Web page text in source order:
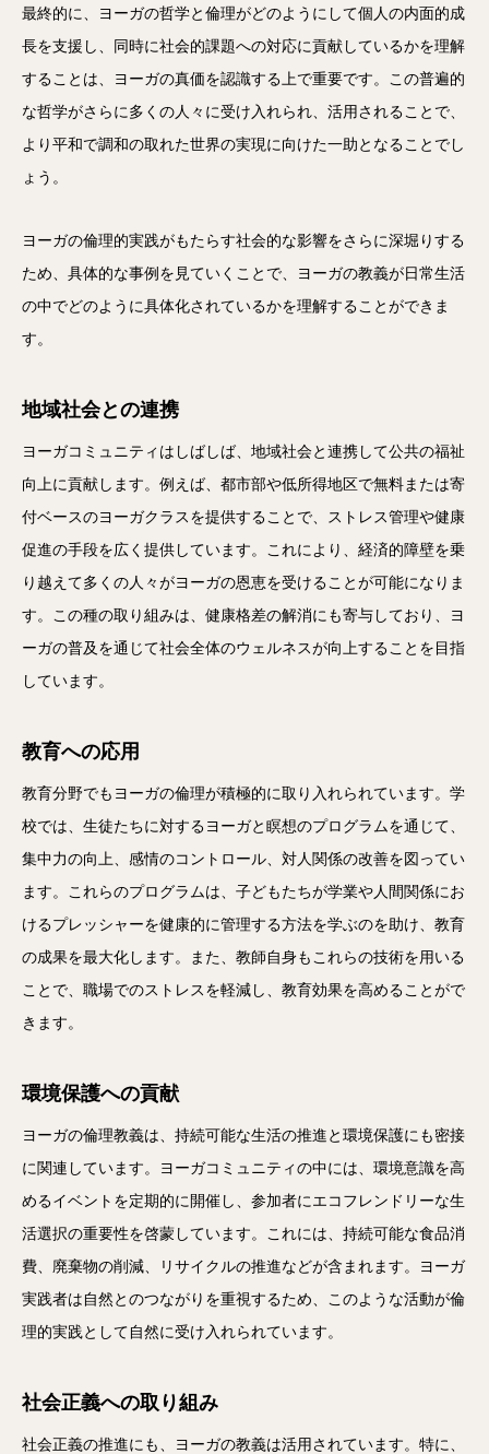
最終的に、ヨーガの哲学と倫理がどのようにして個人の内面的成
長を支援し、同時に社会的課題への対応に貢献しているかを理解
することは、ヨーガの真価を認識する上で重要です。この普遍的
な哲学がさらに多くの人々に受け入れられ、活用されることで、
より平和で調和の取れた世界の実現に向けた一助となることでし
ょう。
ヨーガの倫理的実践がもたらす社会的な影響をさらに深堀りする
ため、具体的な事例を見ていくことで、ヨーガの教義が日常生活
の中でどのように具体化されているかを理解することができま
す。
地域社会との連携
ヨーガコミュニティはしばしば、地域社会と連携して公共の福祉
向上に貢献します。例えば、都市部や低所得地区で無料または寄
付ベースのヨーガクラスを提供することで、ストレス管理や健康
促進の手段を広く提供しています。これにより、経済的障壁を乗
り越えて多くの人々がヨーガの恩恵を受けることが可能になりま
す。この種の取り組みは、健康格差の解消にも寄与しており、ヨ
ーガの普及を通じて社会全体のウェルネスが向上することを目指
しています。
教育への応用
教育分野でもヨーガの倫理が積極的に取り入れられています。学
校では、生徒たちに対するヨーガと瞑想のプログラムを通じて、
集中力の向上、感情のコントロール、対人関係の改善を図ってい
ます。これらのプログラムは、子どもたちが学業や人間関係にお
けるプレッシャーを健康的に管理する方法を学ぶのを助け、教育
の成果を最大化します。また、教師自身もこれらの技術を用いる
ことで、職場でのストレスを軽減し、教育効果を高めることがで
きます。
環境保護への貢献
ヨーガの倫理教義は、持続可能な生活の推進と環境保護にも密接
に関連しています。ヨーガコミュニティの中には、環境意識を高
めるイベントを定期的に開催し、参加者にエコフレンドリーな生
活選択の重要性を啓蒙しています。これには、持続可能な食品消
費、廃棄物の削減、リサイクルの推進などが含まれます。ヨーガ
実践者は自然とのつながりを重視するため、このような活動が倫
理的実践として自然に受け入れられています。
社会正義への取り組み
社会正義の推進にも、ヨーガの教義は活用されています。特に、